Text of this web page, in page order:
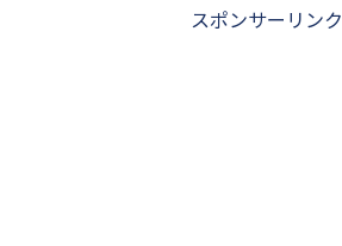
スポンサーリンク